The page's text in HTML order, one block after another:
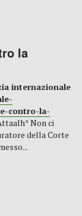
la
internazionale
contro-la-
Non ci
della Corte